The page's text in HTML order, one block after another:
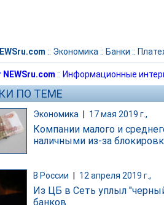
:: Экономика :: Банки ::
NEWSru.com :: Информационные
ПО ТЕМЕ
Экономика 17 мая 2019 г.,
Компании малого и
наличными из-за
В России 12 апреля 2019 г.,
Из ЦБ в Сеть уплыл
банков